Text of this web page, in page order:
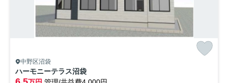
中野区沼袋
ハーモニーテラス沼袋